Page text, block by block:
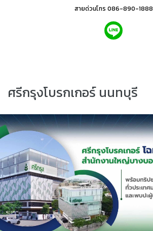
สายด่วนโทร 086-890-1888
ศรีกรุงโบรกเกอร์ นนทบุรี